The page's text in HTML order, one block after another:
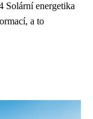
Solární energetika
a to